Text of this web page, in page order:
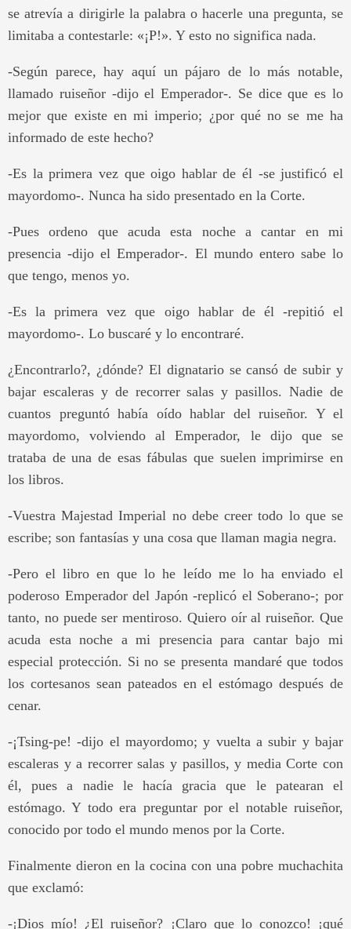
se atrevía a dirigirle la palabra o hacerle una pregunta, se
limitaba a contestarle: «¡P!». Y esto no significa nada.
-Según parece, hay aquí un pájaro de lo más notable,
llamado ruiseñor -dijo el Emperador-. Se dice que es lo
mejor que existe en mi imperio; ¿por qué no se me ha
informado de este hecho?
-Es la primera vez que oigo hablar de él -se justificó el
mayordomo-. Nunca ha sido presentado en la Corte.
-Pues ordeno que acuda esta noche a cantar en mi
presencia -dijo el Emperador-. El mundo entero sabe lo
que tengo, menos yo.
-Es la primera vez que oigo hablar de él -repitió el
mayordomo-. Lo buscaré y lo encontraré.
¿Encontrarlo?, ¿dónde? El dignatario se cansó de subir y
bajar escaleras y de recorrer salas y pasillos. Nadie de
cuantos preguntó había oído hablar del ruiseñor. Y el
mayordomo, volviendo al Emperador, le dijo que se
trataba de una de esas fábulas que suelen imprimirse en
los libros.
-Vuestra Majestad Imperial no debe creer todo lo que se
escribe; son fantasías y una cosa que llaman magia negra.
-Pero el libro en que lo he leído me lo ha enviado el
poderoso Emperador del Japón -replicó el Soberano-; por
tanto, no puede ser mentiroso. Quiero oír al ruiseñor. Que
acuda esta noche a mi presencia para cantar bajo mi
especial protección. Si no se presenta mandaré que todos
los cortesanos sean pateados en el estómago después de
cenar.
-¡Tsing-pe! -dijo el mayordomo; y vuelta a subir y bajar
escaleras y a recorrer salas y pasillos, y media Corte con
él, pues a nadie le hacía gracia que le patearan el
estómago. Y todo era preguntar por el notable ruiseñor,
conocido por todo el mundo menos por la Corte.
Finalmente dieron en la cocina con una pobre muchachita
que exclamó:
-¡Dios mío! ¿El ruiseñor? ¡Claro que lo conozco! ¡qué